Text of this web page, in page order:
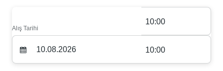
Alış Tarihi
10:00
10:00